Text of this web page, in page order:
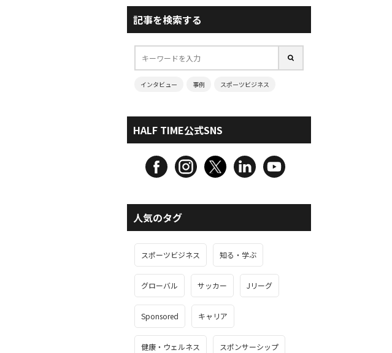
記事を検索する
インタビュー 事例 スポーツビジネス
HALF TIME公式SNS
人気のタグ
スポーツビジネス 知る・学ぶ
グローバル サッカー Jリーグ
Sponsored キャリア
健康・ウェルネス スポンサーシップ